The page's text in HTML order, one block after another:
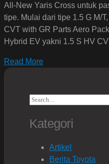
All-New Yaris Cross untuk
tipe. Mulai dari tipe 1.5 G M/
CVT with GR Parts Aero
Hybrid EV yakni 1.5 S HV
Read More
Search
Kategori
Artikel
Berita Toyota